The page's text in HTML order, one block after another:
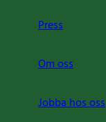
Press
Om oss
Jobba hos oss